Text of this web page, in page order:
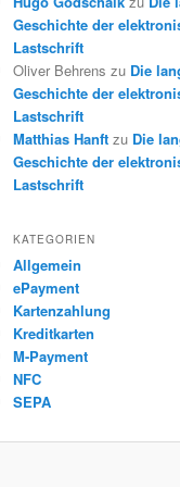
Geschichte der
Lastschrift
Oliver Behrens zu Die
Geschichte der
Lastschrift
Matthias Hanft zu Die
Geschichte der
Lastschrift
KATEGORIEN
Allgemein
ePayment
Kartenzahlung
Kreditkarten
M-Payment
NFC
SEPA